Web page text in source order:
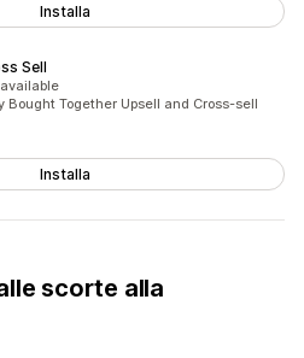
Installa
Sell
Bought Together Upsell and Cross-sell
Installa
scorte alla